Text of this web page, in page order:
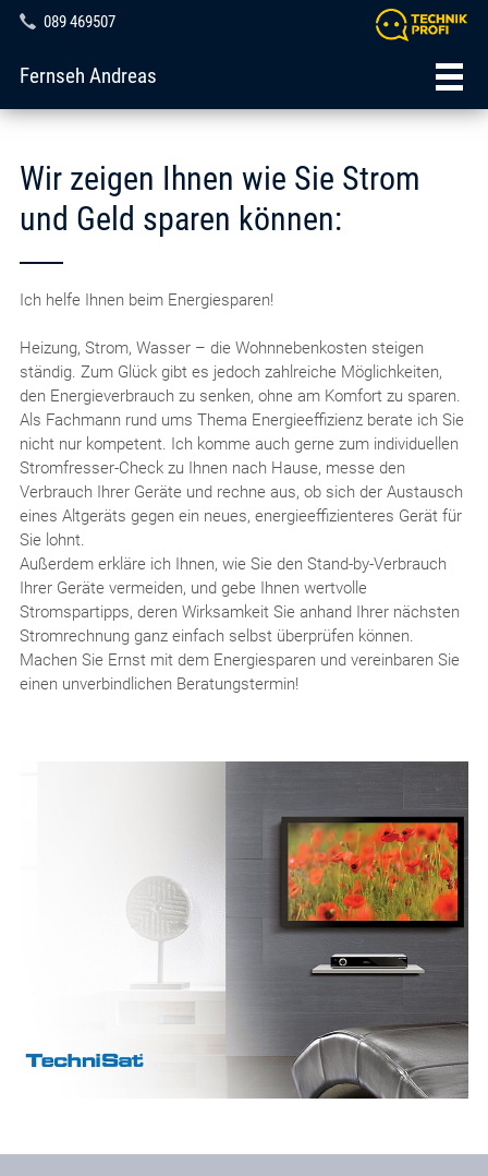
089 469507
Fernseh Andreas
Wir zeigen Ihnen wie Sie Strom
und Geld sparen können:
Ich helfe Ihnen beim Energiesparen!
Heizung, Strom, Wasser – die Wohnnebenkosten steigen
ständig. Zum Glück gibt es jedoch zahlreiche Möglichkeiten,
den Energieverbrauch zu senken, ohne am Komfort zu sparen.
Als Fachmann rund ums Thema Energieeffizienz berate ich Sie
nicht nur kompetent. Ich komme auch gerne zum individuellen
Stromfresser-Check zu Ihnen nach Hause, messe den
Verbrauch Ihrer Geräte und rechne aus, ob sich der Austausch
eines Altgeräts gegen ein neues, energieeffizienteres Gerät für
Sie lohnt.
Außerdem erkläre ich Ihnen, wie Sie den Stand-by-Verbrauch
Ihrer Geräte vermeiden, und gebe Ihnen wertvolle
Stromspartipps, deren Wirksamkeit Sie anhand Ihrer nächsten
Stromrechnung ganz einfach selbst überprüfen können.
Machen Sie Ernst mit dem Energiesparen und vereinbaren Sie
einen unverbindlichen Beratungstermin!